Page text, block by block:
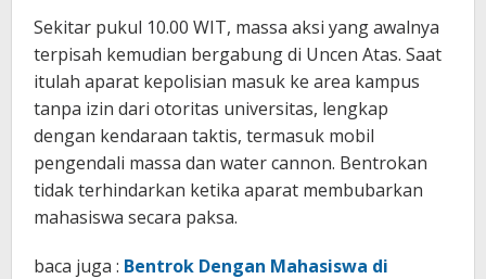
Sekitar pukul 10.00 WIT, massa aksi yang awalnya
terpisah kemudian bergabung di Uncen Atas. Saat
itulah aparat kepolisian masuk ke area kampus
tanpa izin dari otoritas universitas, lengkap
dengan kendaraan taktis, termasuk mobil
pengendali massa dan water cannon. Bentrokan
tidak terhindarkan ketika aparat membubarkan
mahasiswa secara paksa.
baca juga : Bentrok Dengan Mahasiswa di